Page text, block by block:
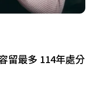
留最多 114年處分